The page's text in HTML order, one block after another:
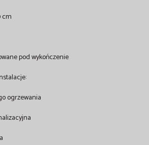
cm
pod wykończenie
ogrzewania